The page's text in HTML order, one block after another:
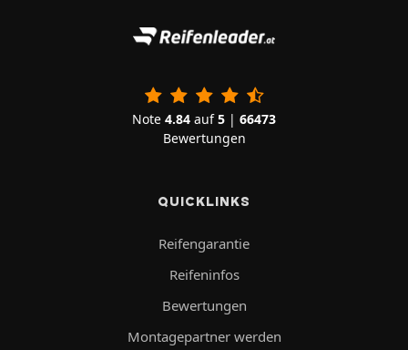
Note 4.84 auf5 | 66473
Bewertungen
QUICKLINKS
Reifengarantie
Reifeninfos
Bewertungen
Montagepartner werden